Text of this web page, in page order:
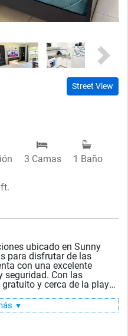
Next
Street View
3 Camas 1 Baño
ubicado en Sunny
para disfrutar de las
con una excelente
seguridad. Con las
y cerca de la playa
para relajarse.
▼